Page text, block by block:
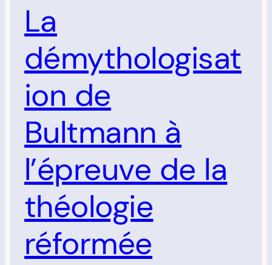
La
démythologisat
ion de
Bultmann à
l’épreuve de la
théologie
réformée